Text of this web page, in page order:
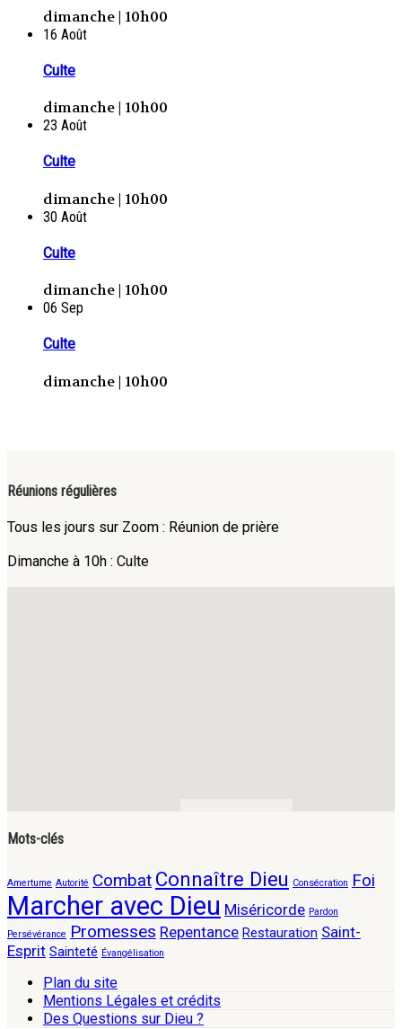
dimanche | 10h00
16 Août
Culte
dimanche | 10h00
23 Août
Culte
dimanche | 10h00
30 Août
Culte
dimanche | 10h00
06 Sep
Culte
dimanche | 10h00
Réunions régulières
Tous les jours sur Zoom : Réunion de prière
Dimanche à 10h : Culte
Mots-clés
Amertume Autorité Combat Connaître Dieu Consécration Foi
Marcher avec Dieu Miséricorde Pardon
Persévérance Promesses Repentance Restauration Saint-
Esprit Sainteté Évangélisation
Plan du site
Mentions Légales et crédits
Des Questions sur Dieu ?